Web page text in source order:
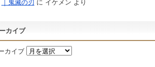
｜鬼滅の刃 に イケメン より
カイブ
カイブ